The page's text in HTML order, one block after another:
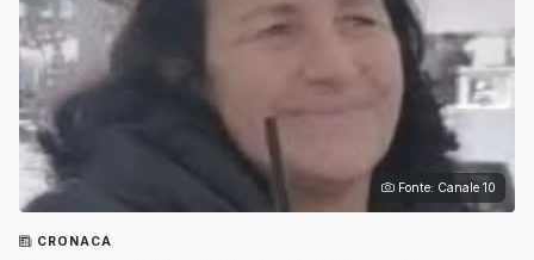
Fonte: Canale 10
CRONACA